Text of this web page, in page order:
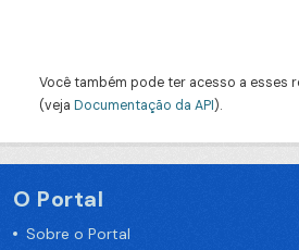
Você também pode ter acesso a esses
(veja Documentação da API).
O Portal
Sobre o Portal